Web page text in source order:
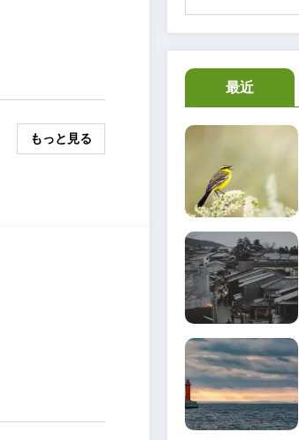
もっと見る
最近